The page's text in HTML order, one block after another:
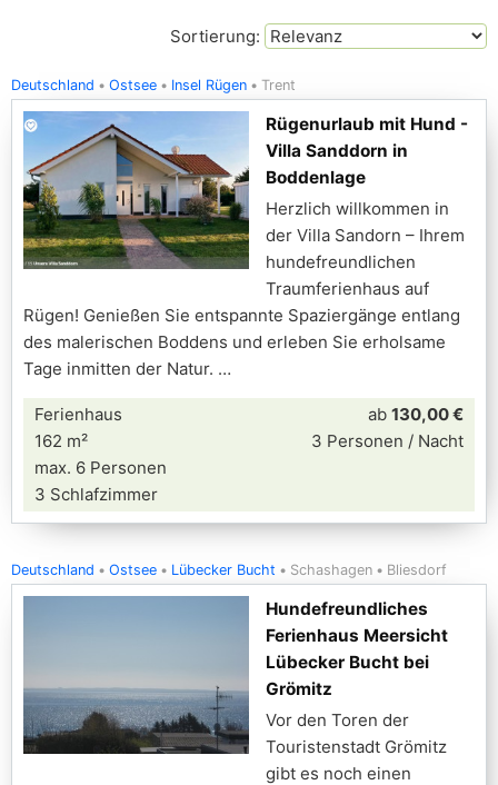
Sortierung:
Deutschland Ostsee Insel Rügen Trent
Rügenurlaub mit Hund -
Villa Sanddorn in
Boddenlage
Herzlich willkommen in
der Villa Sandorn – Ihrem
hundefreundlichen
Traumferienhaus auf
Rügen! Genießen Sie entspannte Spaziergänge entlang
des malerischen Boddens und erleben Sie erholsame
Tage inmitten der Natur.
Ferienhaus
162 m²
max. 6 Personen
3 Schlafzimmer
ab 130,00 €
3 Personen / Nacht
Deutschland Ostsee Lübecker Bucht Schashagen Bliesdorf
Hundefreundliches
Ferienhaus Meersicht
Lübecker Bucht bei
Grömitz
Vor den Toren der
Touristenstadt Grömitz
gibt es noch einen